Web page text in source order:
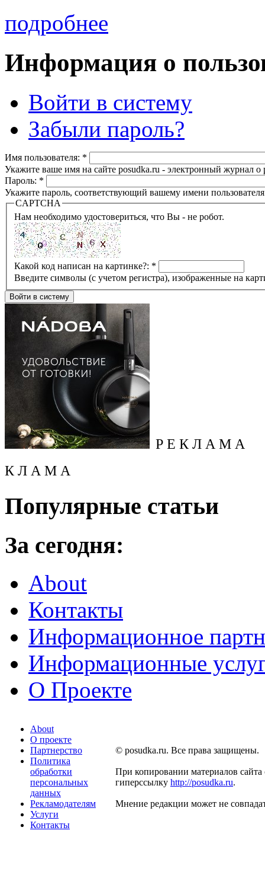
подробнее
Информация о
Войти в систему
Забыли пароль?
Имя пользователя: *
Укажите ваше имя на сайте posudka.ru - электронный журнал
Пароль: *
Укажите пароль, соответствующий вашему имени
CAPTCHA
Нам необходимо удостовериться, что Вы - не робот.
Какой код написан на картинке?: *
Введите символы (с учетом регистра), изображенные на
Р Е К Л А М А
К Л А М А
Популярные статьи
За сегодня:
About
Контакты
Информационное
Информационные
О Проекте
About
О проекте
Партнерство
Политика
обработки
персональных
данных
Рекламодателям
Услуги
Контакты
© posudka.ru. Все права защищены.
При копировании материалов сайта
гиперссылку http://posudka.ru.
Мнение редакции может не